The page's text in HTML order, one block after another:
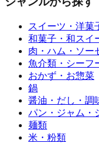
スイーツ・洋菓
和菓子・和スイ
肉・ハム・ソー
魚介類・シーフ
おかず・お惣菜
鍋
醤油・だし・調
パン・ジャム・
麺類
米・粉類